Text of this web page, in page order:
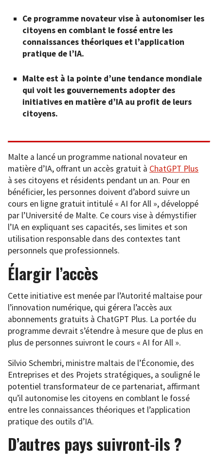
Ce programme novateur vise à autonomiser les
citoyens en comblant le fossé entre les
connaissances théoriques et l’application
pratique de l’IA.
Malte est à la pointe d’une tendance mondiale
qui voit les gouvernements adopter des
initiatives en matière d’IA au profit de leurs
citoyens.
Malte a lancé un programme national novateur en
matière d’IA, offrant un accès gratuit à ChatGPT Plus
à ses citoyens et résidents pendant un an. Pour en
bénéficier, les personnes doivent d’abord suivre un
cours en ligne gratuit intitulé « AI for All », développé
par l’Université de Malte. Ce cours vise à démystifier
l’IA en expliquant ses capacités, ses limites et son
utilisation responsable dans des contextes tant
personnels que professionnels.
Élargir l’accès
Cette initiative est menée par l’Autorité maltaise pour
l’innovation numérique, qui gérera l’accès aux
abonnements gratuits à ChatGPT Plus. La portée du
programme devrait s’étendre à mesure que de plus en
plus de personnes suivront le cours « AI for All ».
Silvio Schembri, ministre maltais de l’Économie, des
Entreprises et des Projets stratégiques, a souligné le
potentiel transformateur de ce partenariat, affirmant
qu’il autonomise les citoyens en comblant le fossé
entre les connaissances théoriques et l’application
pratique des outils d’IA.
D’autres pays suivront-ils ?